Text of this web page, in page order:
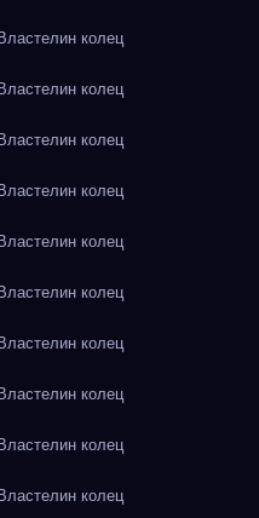
колец
колец
колец
колец
колец
колец
колец
колец
колец
колец